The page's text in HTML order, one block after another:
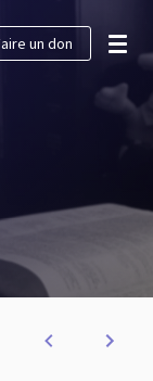
un don